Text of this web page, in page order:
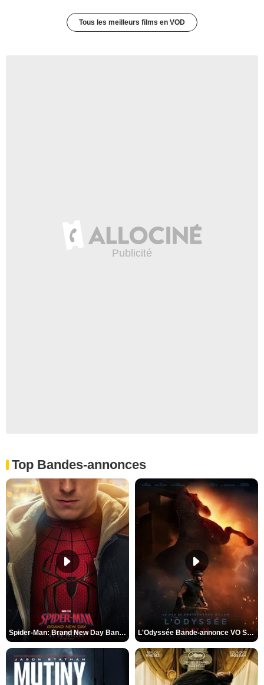
Tous les meilleurs films en VOD
Top Bandes-annonces
Spider-Man: Brand New Day Bande-annonce VO STFR L'Odyssée Bande-annonce VO STFR